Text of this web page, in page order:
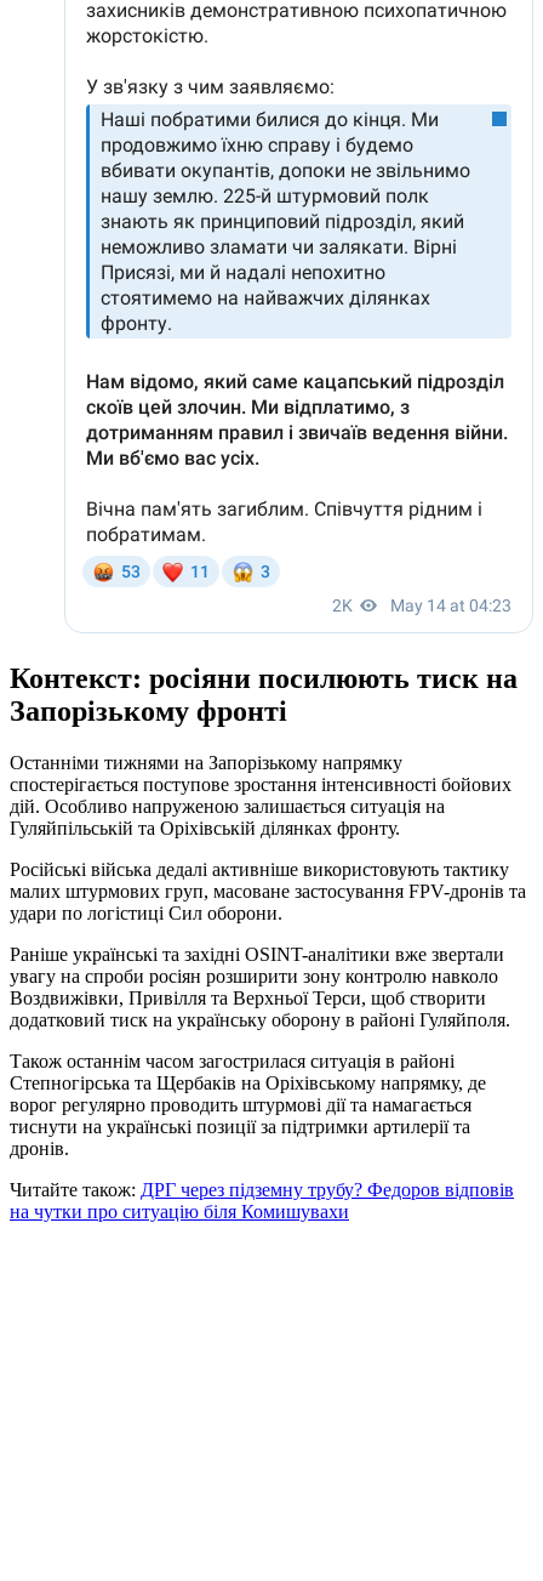
Контекст: росіяни посилюють тиск на
Запорізькому фронті
Останніми тижнями на Запорізькому напрямку
спостерігається поступове зростання інтенсивності бойових
дій. Особливо напруженою залишається ситуація на
Гуляйпільській та Оріхівській ділянках фронту.
Російські війська дедалі активніше використовують тактику
малих штурмових груп, масоване застосування FPV-дронів та
удари по логістиці Сил оборони.
Раніше українські та західні OSINT-аналітики вже звертали
увагу на спроби росіян розширити зону контролю навколо
Воздвижівки, Привілля та Верхньої Терси, щоб створити
додатковий тиск на українську оборону в районі Гуляйполя.
Також останнім часом загострилася ситуація в районі
Степногірська та Щербаків на Оріхівському напрямку, де
ворог регулярно проводить штурмові дії та намагається
тиснути на українські позиції за підтримки артилерії та
дронів.
Читайте також: ДРГ через підземну трубу? Федоров відповів
на чутки про ситуацію біля Комишувахи